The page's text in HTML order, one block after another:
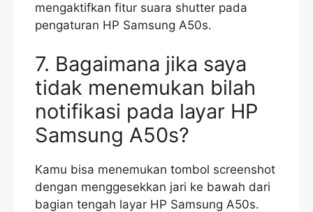
mengaktifkan fitur suara shutter pada
pengaturan HP Samsung A50s.
7. Bagaimana jika saya
tidak menemukan bilah
notifikasi pada layar HP
Samsung A50s?
Kamu bisa menemukan tombol screenshot
dengan menggesekkan jari ke bawah dari
bagian tengah layar HP Samsung A50s.